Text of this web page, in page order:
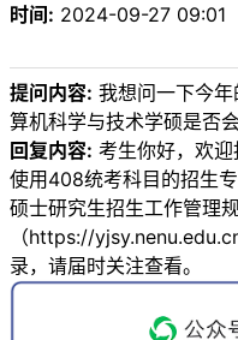
时间: 2024-09-27 09:01
提问内容: 我想问一下今
算机科学与技术学硕是否
回复内容: 考生你好，欢
使用408统考科目的招生
硕士研究生招生工作管理
（https://
录，请届时关注查看。